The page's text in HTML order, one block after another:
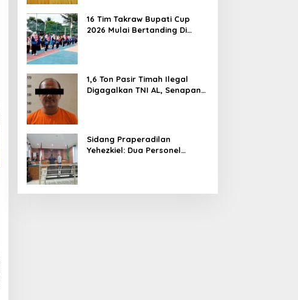
16 Tim Takraw Bupati Cup
2026 Mulai Bertanding Di
1,6 Ton Pasir Timah Ilegal
Digagalkan TNI AL, Senapan
Sidang Praperadilan
Yehezkiel: Dua Personel